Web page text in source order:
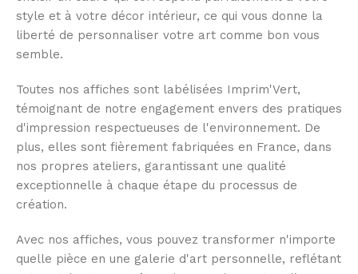
style et à votre décor intérieur, ce qui vous donne la
liberté de personnaliser votre art comme bon vous
semble.
Toutes nos affiches sont labélisées Imprim'Vert,
témoignant de notre engagement envers des pratiques
d'impression respectueuses de l'environnement. De
plus, elles sont fièrement fabriquées en France, dans
nos propres ateliers, garantissant une qualité
exceptionnelle à chaque étape du processus de
création.
Avec nos affiches, vous pouvez transformer n'importe
quelle pièce en une galerie d'art personnelle, reflétant